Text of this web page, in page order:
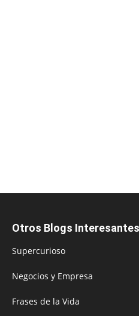
Otros Blogs Interesantes
Supercurioso
Negocios y Empresa
Frases de la Vida